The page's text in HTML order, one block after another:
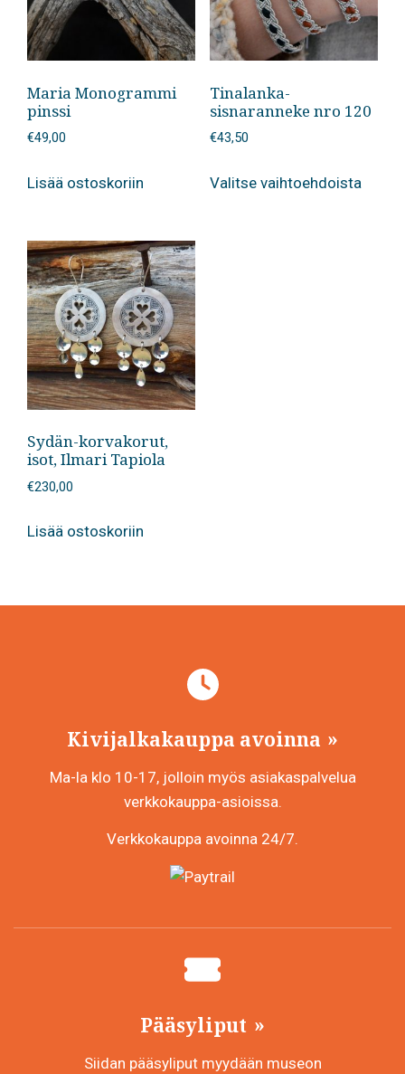
Maria Monogrammi
pinssi
€49,00
Lisää ostoskoriin
Tinalanka-
sisnaranneke nro 120
€43,50
Valitse vaihtoehdoista
Sydän-korvakorut,
isot, Ilmari Tapiola
€230,00
Lisää ostoskoriin
Kivijalkakauppa avoinna
Ma-la klo 10-17, jolloin myös asiakaspalvelua
verkkokauppa-asioissa.
Verkkokauppa avoinna 24/7.
Pääsyliput
Siidan pääsyliput myydään museon